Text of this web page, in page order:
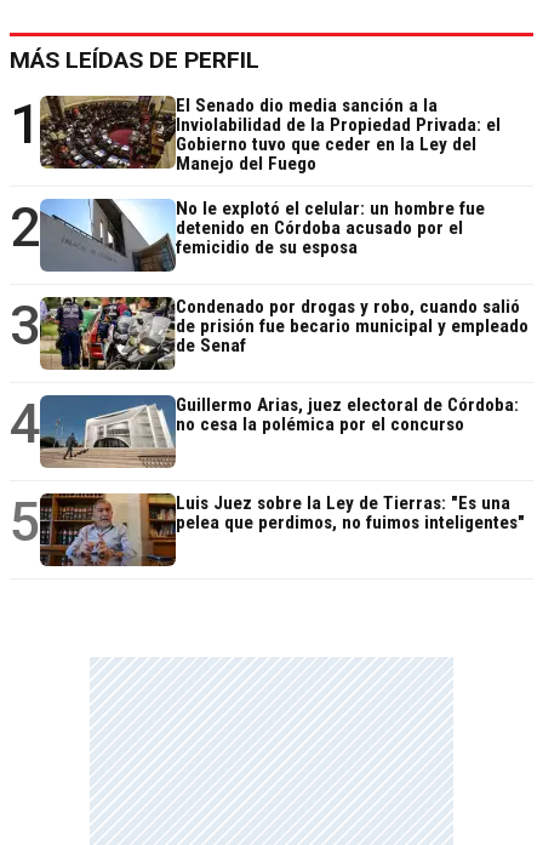
MÁS LEÍDAS DE PERFIL
1
El Senado dio media sanción a la
Inviolabilidad de la Propiedad Privada: el
Gobierno tuvo que ceder en la Ley del
Manejo del Fuego
2
No le explotó el celular: un hombre fue
detenido en Córdoba acusado por el
femicidio de su esposa
3
Condenado por drogas y robo, cuando salió
de prisión fue becario municipal y empleado
de Senaf
4
Guillermo Arias, juez electoral de Córdoba:
no cesa la polémica por el concurso
5
Luis Juez sobre la Ley de Tierras: "Es una
pelea que perdimos, no fuimos inteligentes"